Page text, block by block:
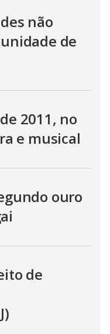
não
de
2011, no
e musical
ouro
de